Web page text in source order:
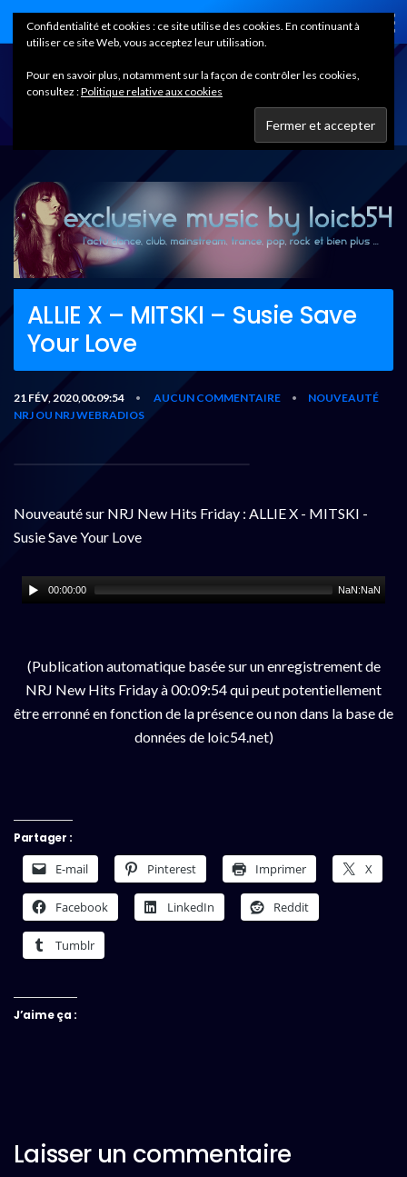
Home
ALLIE X – MITSKI – Susie Save
Your Love
21 FÉV, 2020,00:09:54 • AUCUN COMMENTAIRE •
NOUVEAUTÉ
NRJ OU NRJ WEBRADIOS
Nouveauté sur NRJ New Hits Friday : ALLIE X - MITSKI -
Susie Save Your Love
00:00:00 NaN:NaN
(Publication automatique basée sur un enregistrement de
NRJ New Hits Friday à 00:09:54 qui peut potentiellement
être erronné en fonction de la présence ou non dans la base de
données de loic54.net)
Partager :
E-mail Pinterest Imprimer X
Facebook LinkedIn Reddit
Tumblr
J’aime ça :
Laisser un commentaire
Confidentialité et cookies : ce site utilise des cookies. En continuant à
utiliser ce site Web, vous acceptez leur utilisation.
Pour en savoir plus, notamment sur la façon de contrôler les cookies,
consultez :Politique relative aux cookies